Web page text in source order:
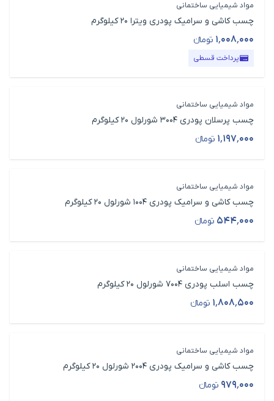
مواد شیمیایی ساختمانی
چسب کاشی و سرامیک پودری ویترا 20 کیلوگرم
۱٬۰۰۸٬۰۰۰ تومانء
قیمت محصول
پرداخت قسطی
مواد شیمیایی ساختمانی
چسب پرسلان پودری 3004 شورلول 20 کیلوگرم
۱٬۱۹۷٬۰۰۰ تومانء
قیمت محصول
مواد شیمیایی ساختمانی
چسب کاشی و سرامیک پودری 1004 شورلول 20 کیلوگرم
۵۴۴٬۰۰۰ تومانء
قیمت محصول
مواد شیمیایی ساختمانی
چسب اسلب پودری 7004 شورلول 20 کیلوگرم
۱٬۸۰۸٬۵۰۰ تومانء
قیمت محصول
مواد شیمیایی ساختمانی
چسب کاشی و سرامیک پودری 2004 شورلول 20 کیلوگرم
۹۷۹٬۰۰۰ تومانء
قیمت محصول